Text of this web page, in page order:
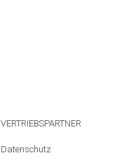
VERTRIEBSPARTNER
Datenschutz